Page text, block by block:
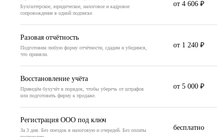
Бухгалтерское, юридическое, налоговое и кадровое
сопровождение в одной подписке.
от 4 606 ₽
Разовая отчётность
Подготовим любую форму отчётности, сдадим и убедимся,
что приняли.
от 1 240 ₽
Восстановление учёта
Приведём бухучёт в порядок, чтобы уберечь от штрафов
или подготовить фирму к продаже.
от 5 000 ₽
Регистрация ООО под ключ
За 3 дня. Без поездок в налоговую и очередей. Без оплаты
бесплатно